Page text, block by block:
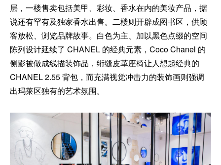
层，一楼售卖包括美甲、彩妆、香水在内的美妆产品，据
说还有罕有及独家香水出售。二楼则开辟成图书区，供顾
客放松、浏览品牌故事。白色为主、加以黑色点缀的空间
陈列设计延续了 CHANEL 的经典元素，Coco Chanel 的
侧影被做成线描装饰品，绗缝皮革座椅让人想起经典的
CHANEL 2.55 背包，而充满视觉冲击力的装饰画则强调
出玛莱区独有的艺术氛围。